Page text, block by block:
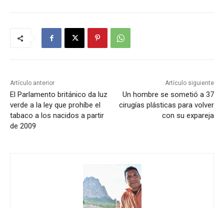
Artículo anterior
El Parlamento británico da luz
verde a la ley que prohíbe el
tabaco a los nacidos a partir
de 2009
Artículo siguiente
Un hombre se sometió a 37
cirugías plásticas para volver
con su expareja